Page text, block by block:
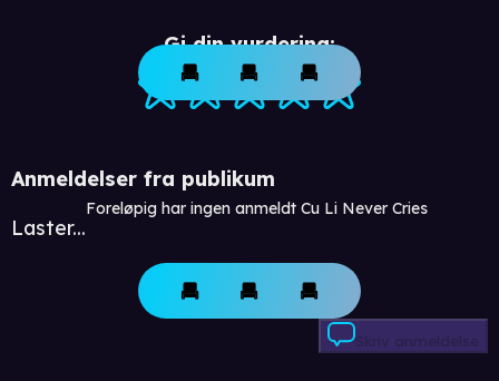
Gi din vurdering:
Anmeldelser fra publikum
Laster...
Foreløpig har ingen anmeldt Cu Li Never Cries
Skriv anmeldelse